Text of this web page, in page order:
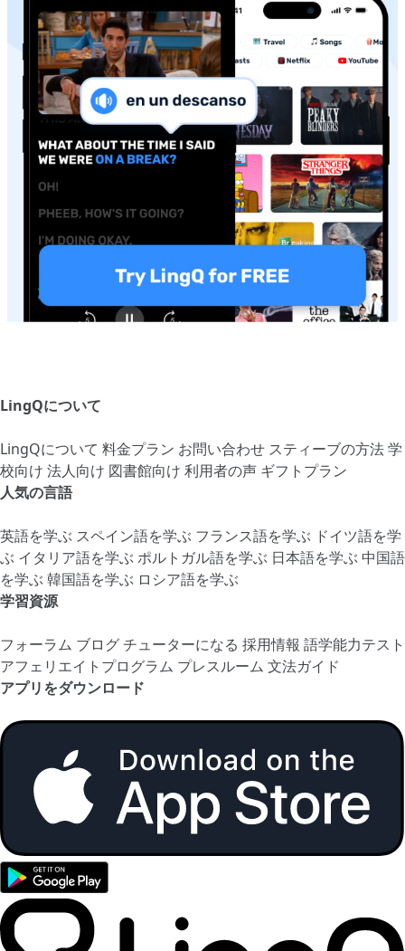
LingQについて
LingQについて 料金プラン お問い合わせ スティーブの方法学
校向け 法人向け 図書館向け 利用者の声 ギフトプラン
人気の言語
英語を学ぶ スペイン語を学ぶ フランス語を学ぶ ドイツ語を学
ぶ イタリア語を学ぶ ポルトガル語を学ぶ 日本語を学ぶ 中国語
を学ぶ 韓国語を学ぶ ロシア語を学ぶ
学習資源
フォーラム ブログチューターになる 採用情報 語学能力テスト
アフェリエイトプログラム プレスルーム 文法ガイド
アプリをダウンロード